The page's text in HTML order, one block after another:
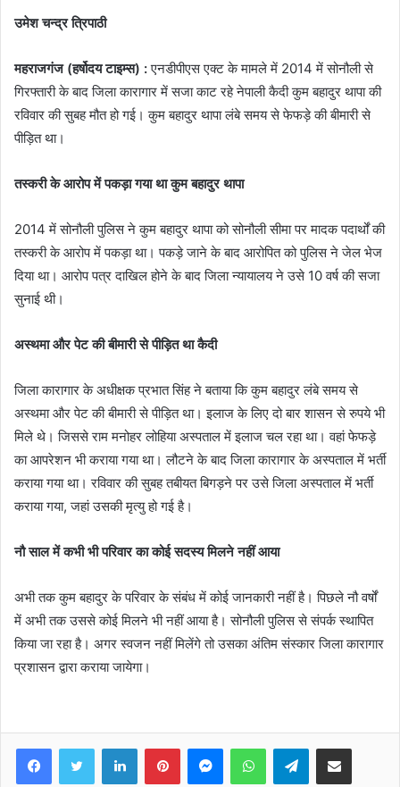
उमेश चन्द्र त्रिपाठी
महराजगंज (हर्षोदय टाइम्स) :एनडीपीएस एक्ट के मामले में 2014 में सोनौली से
गिरफ्तारी के बाद जिला कारागार में सजा काट रहे नेपाली कैदी कुम बहादुर थापा की
रविवार की सुबह मौत हो गई। कुम बहादुर थापा लंबे समय से फेफड़े की बीमारी से
पीड़ित था।
तस्करी के आरोप में पकड़ा गया था कुम बहादुर थापा
2014 में सोनौली पुलिस ने कुम बहादुर थापा को सोनौली सीमा पर मादक पदार्थों की
तस्करी के आरोप में पकड़ा था। पकड़े जाने के बाद आरोपित को पुलिस ने जेल भेज
दिया था। आरोप पत्र दाखिल होने के बाद जिला न्यायालय ने उसे 10 वर्ष की सजा
सुनाई थी।
अस्थमा और पेट की बीमारी से पीड़ित था कैदी
जिला कारागार के अधीक्षक प्रभात सिंह ने बताया कि कुम बहादुर लंबे समय से
अस्थमा और पेट की बीमारी से पीड़ित था। इलाज के लिए दो बार शासन से रुपये भी
मिले थे। जिससे राम मनोहर लोहिया अस्पताल में इलाज चल रहा था। वहां फेफड़े
का आपरेशन भी कराया गया था। लौटने के बाद जिला कारागार के अस्पताल में भर्ती
कराया गया था। रविवार की सुबह तबीयत बिगड़ने पर उसे जिला अस्पताल में भर्ती
कराया गया, जहां उसकी मृत्यु हो गई है।
नौ साल में कभी भी परिवार का कोई सदस्य मिलने नहीं आया
अभी तक कुम बहादुर के परिवार के संबंध में कोई जानकारी नहीं है। पिछले नौ वर्षों
में अभी तक उससे कोई मिलने भी नहीं आया है। सोनौली पुलिस से संपर्क स्थापित
किया जा रहा है। अगर स्वजन नहीं मिलेंगे तो उसका अंतिम संस्कार जिला कारागार
प्रशासन द्वारा कराया जायेगा।
FacebookTwitter LinkedInPinterestMessengerWhatsAppTelegramShare via Email